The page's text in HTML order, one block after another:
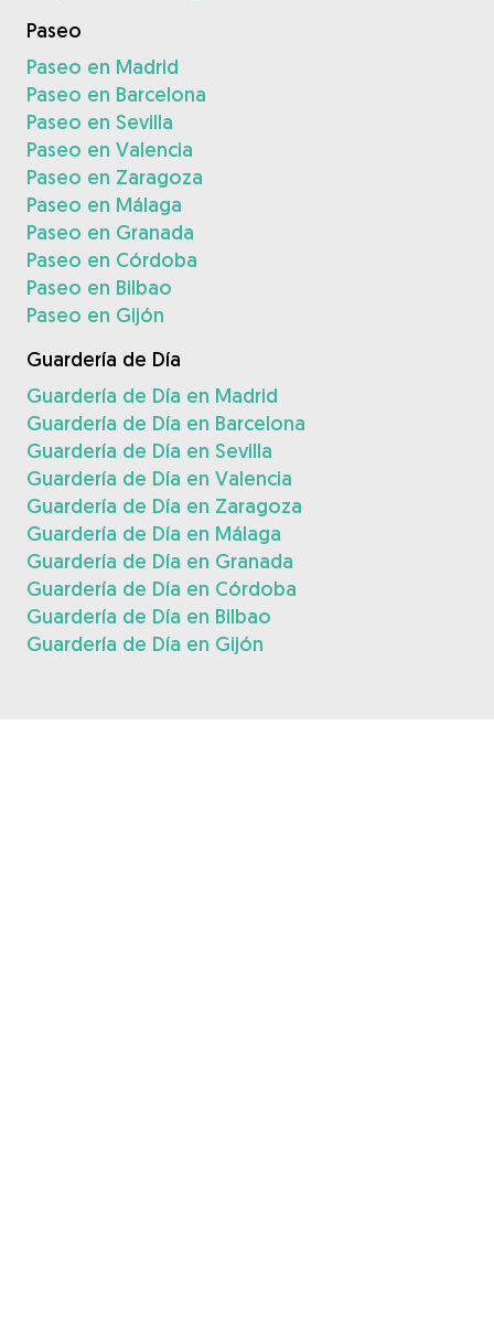
Paseo
Paseo en Madrid
Paseo en Barcelona
Paseo en Sevilla
Paseo en Valencia
Paseo en Zaragoza
Paseo en Málaga
Paseo en Granada
Paseo en Córdoba
Paseo en Bilbao
Paseo en Gijón
Guardería de Día
Guardería de Día en Madrid
Guardería de Día en Barcelona
Guardería de Día en Sevilla
Guardería de Día en Valencia
Guardería de Día en Zaragoza
Guardería de Día en Málaga
Guardería de Día en Granada
Guardería de Día en Córdoba
Guardería de Día en Bilbao
Guardería de Día en Gijón